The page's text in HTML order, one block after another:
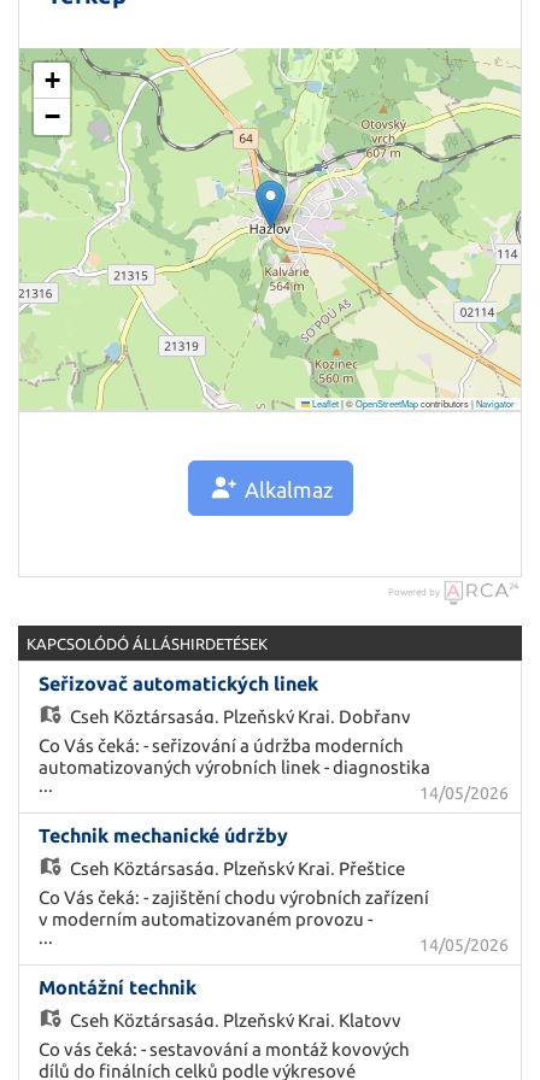
+
−
Leaflet|©OpenStreetMapcontributors |Navigator
Alkalmaz
Powered by
KAPCSOLÓDÓ ÁLLÁSHIRDETÉSEK
Seřizovač automatických linek
Cseh Köztársaság, Plzeňský Kraj, Dobřany
Co Vás čeká: - seřizování a údržba moderních
automatizovaných výrobních linek - diagnostika
závad a řešení technických problémů -
preventivní údržba výrobních zařízení a
technologií - spolupráce při opravách a
optimalizaci provozu Měl/a byste mít: - SOU/SŠ
technického směru - orientaci v oblasti
automatizace, pneumatiky, hydrauliky nebo
senzoriky - technické myšlení a manuální
zručnost - zkušenost s údržbou nebo
seřizováním výrobních zařízení Nabízíme: - práci
v moderním plně automatizovaném provozu -
jednosměnný provoz - možnost profesního
růstu a odborného vzdělávání - roční bonus - 5
týdnů dovolené - příspěvek na dovolenou,
penzijní a životní pojištění - dotované závodní
... 14/05/2026
Technik mechanické údržby
Cseh Köztársaság, Plzeňský Kraj, Přeštice
Co Vás čeká: - zajištění chodu výrobních zařízení
v moderním automatizovaném provozu -
diagnostika závad a opravy mechanických částí
zařízení - preventivní údržba výrobních linek a
technologií - spolupráce s týmem údržby při
řešení provozních problémů Měl/a byste mít: -
výuční list technického směru (zámečník,
obráběč kovů nebo příbuzný obor) - manuální
zručnost a technické myšlení - ochotu pracovat
... 14/05/2026
Montážní technik
Cseh Köztársaság, Plzeňský Kraj, Klatovy
Co vás čeká: - sestavování a montáž kovových
dílů do finálních celků podle výkresové